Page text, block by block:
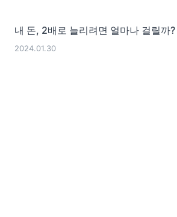
내 돈, 2배로 늘리려면 얼마나 걸릴까?
2024.01.30